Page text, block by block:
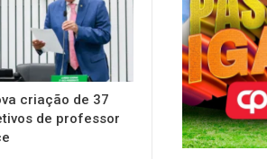
criação de 37
de professor